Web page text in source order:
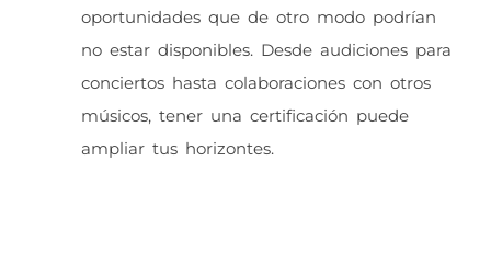
oportunidades que de otro modo podrían
no estar disponibles. Desde audiciones para
conciertos hasta colaboraciones con otros
músicos, tener una certificación puede
ampliar tus horizontes.